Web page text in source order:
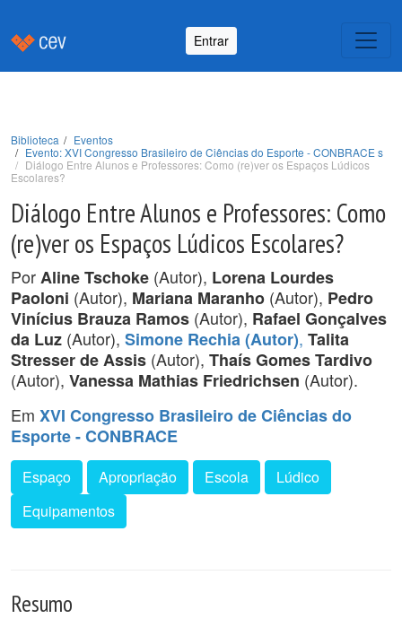
Entrar
Biblioteca
Eventos
Evento: XVI Congresso Brasileiro de Ciências do Esporte - CONBRACE s
Diálogo Entre Alunos e Professores: Como (re)ver os Espaços Lúdicos
Escolares?
Diálogo Entre Alunos e Professores: Como
(re)ver os Espaços Lúdicos Escolares?
PorAline Tschoke (Autor), Lorena Lourdes
Paoloni (Autor), Mariana Maranho (Autor), Pedro
Vinícius Brauza Ramos (Autor), Rafael Gonçalves
da Luz (Autor), Simone Rechia (Autor), Talita
Stresser de Assis (Autor), Thaís Gomes Tardivo
(Autor), Vanessa Mathias Friedrichsen (Autor).
Em XVI Congresso Brasileiro de Ciências do
Esporte - CONBRACE
Espaço Apropriação Escola
Lúdico
Equipamentos
Resumo